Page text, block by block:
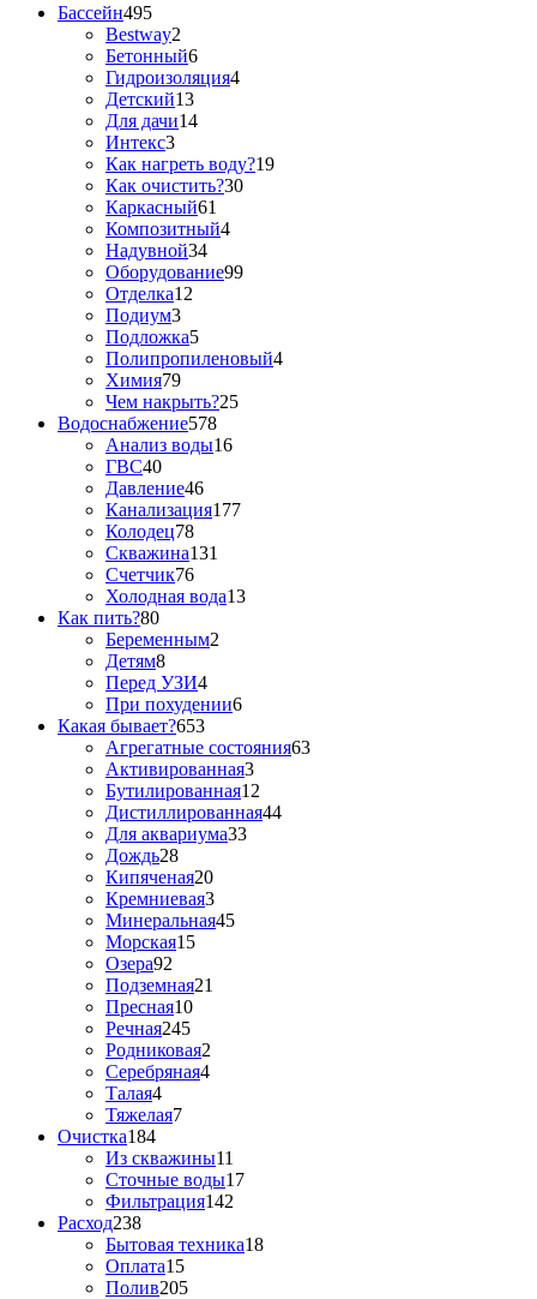
Бассейн495
Bestway2
Бетонный6
Гидроизоляция4
Детский13
Для дачи14
Интекс3
Как нагреть воду?19
Как очистить?30
Каркасный61
Композитный4
Надувной34
Оборудование99
Отделка12
Подиум3
Подложка5
Полипропиленовый4
Химия79
Чем накрыть?25
Водоснабжение578
Анализ воды16
ГВС40
Давление46
Канализация177
Колодец78
Скважина131
Счетчик76
Холодная вода13
Как пить?80
Беременным2
Детям8
Перед УЗИ4
При похудении6
Какая бывает?653
Агрегатные состояния63
Активированная3
Бутилированная12
Дистиллированная44
Для аквариума33
Дождь28
Кипяченая20
Кремниевая3
Минеральная45
Морская15
Озера92
Подземная21
Пресная10
Речная245
Родниковая2
Серебряная4
Талая4
Тяжелая7
Очистка184
Из скважины11
Сточные воды17
Фильтрация142
Расход238
Бытовая техника18
Оплата15
Полив205